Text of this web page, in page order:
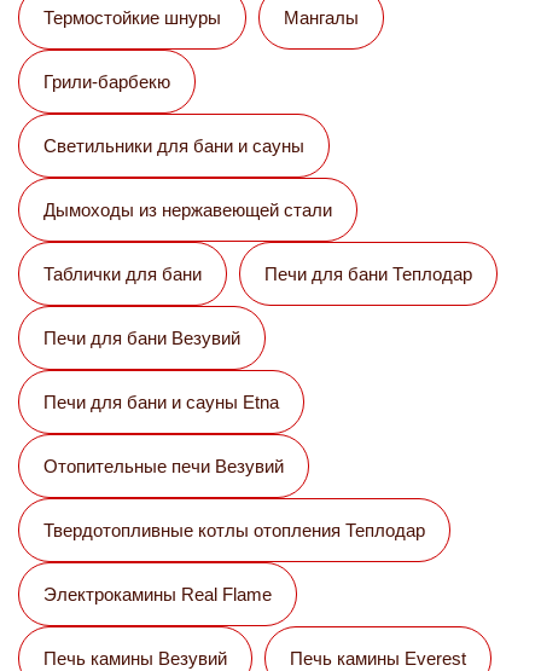
Термостойкие шнуры Мангалы
Грили-барбекю
Светильники для бани и сауны
Дымоходы из нержавеющей стали
Таблички для бани Печи для бани Теплодар
Печи для бани Везувий
Печи для бани и сауны Etna
Отопительные печи Везувий
Твердотопливные котлы отопления Теплодар
Электрокамины Real Flame
Печь камины Везувий Печь камины Everest